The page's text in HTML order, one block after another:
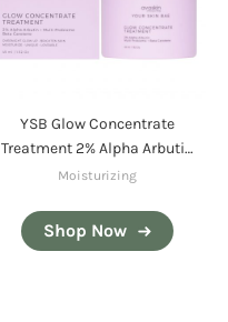
YSB Glow Concentrate
Treatment 2% Alpha Arbutin
+ Multi Probiome + Beta
Moisturizing
Shop Now